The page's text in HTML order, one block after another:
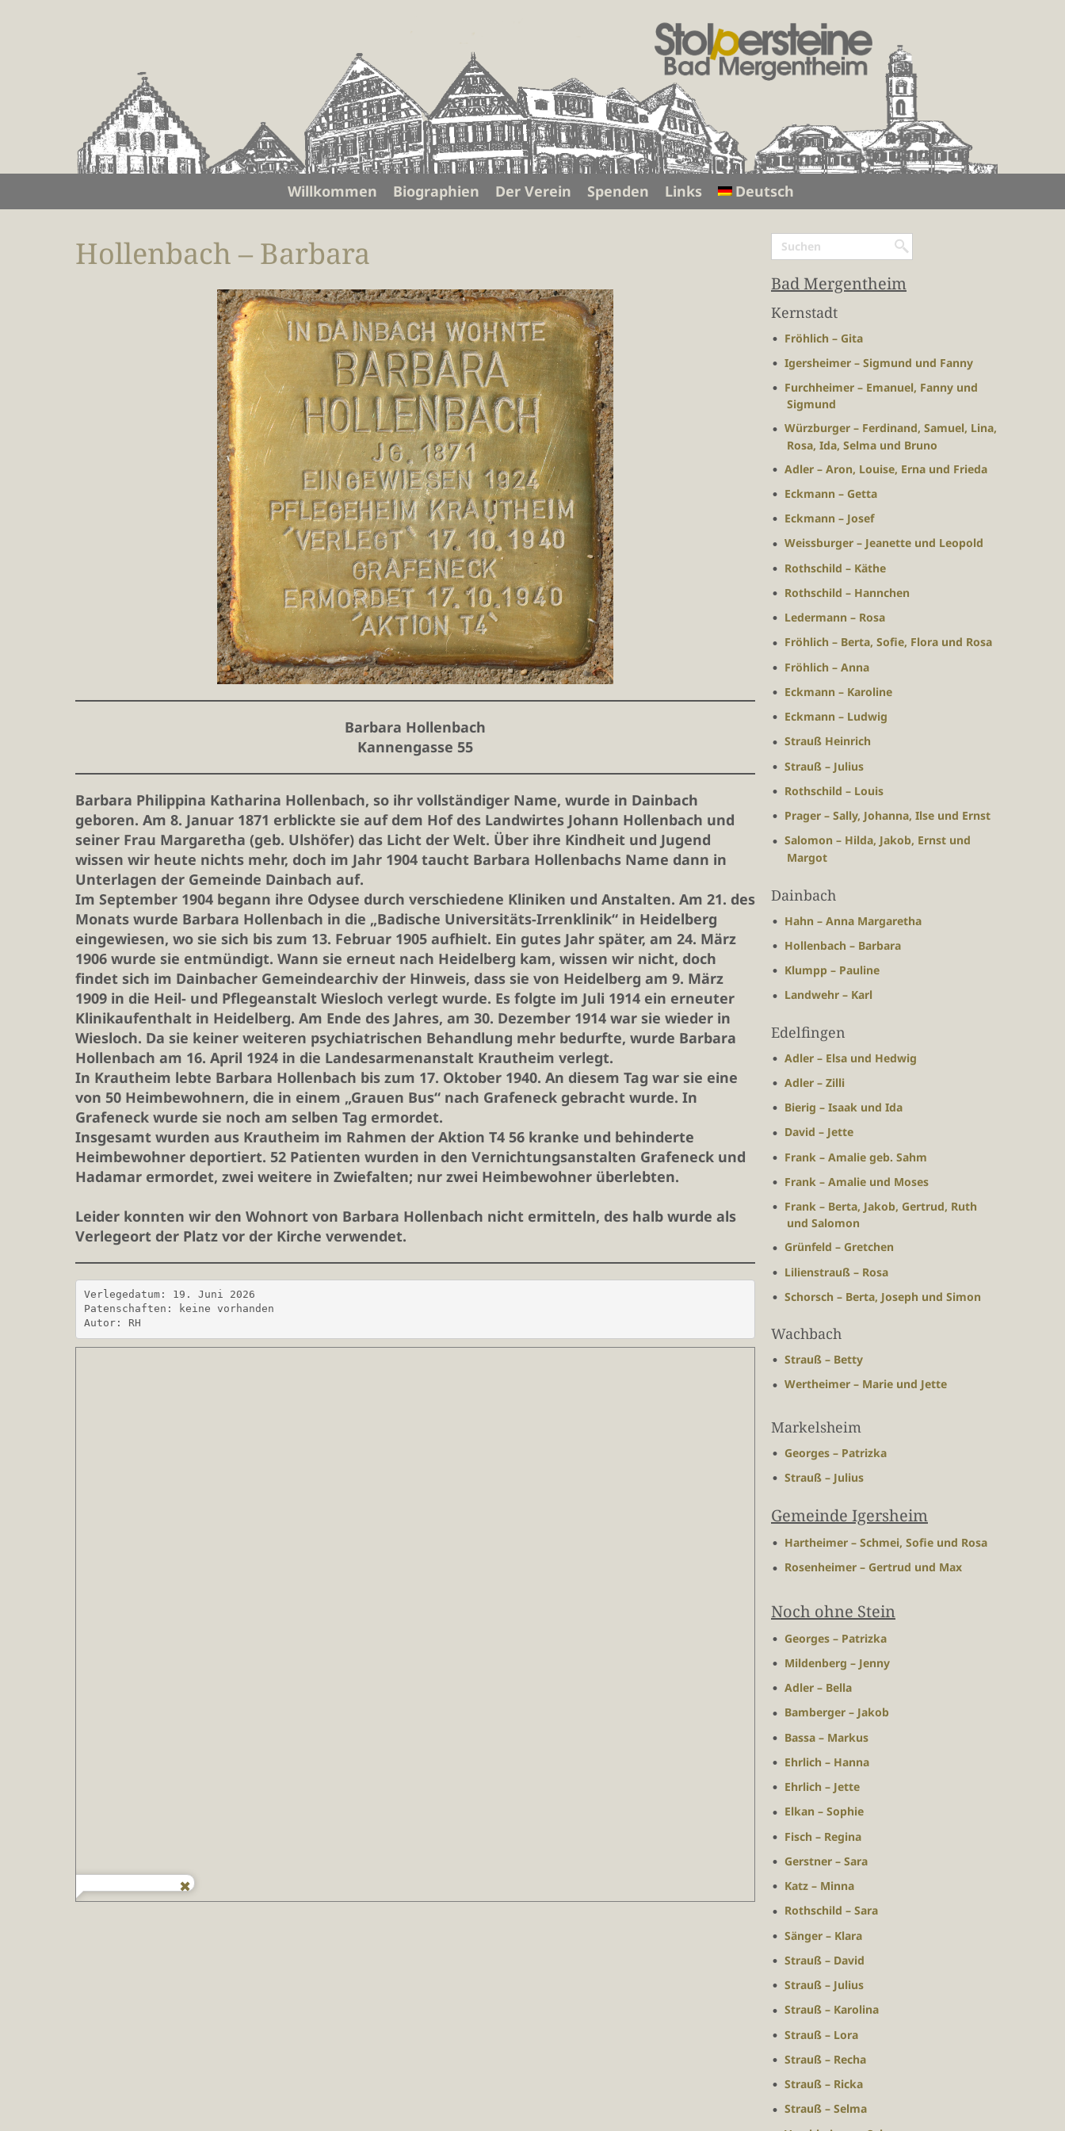
Willkommen Biographien Der Verein Spenden Links Deutsch
Hollenbach – Barbara
Barbara Hollenbach
Kannengasse 55
Barbara Philippina Katharina Hollenbach, so ihr vollständiger Name, wurde in Dainbach
geboren. Am 8. Januar 1871 erblickte sie auf dem Hof des Landwirtes Johann Hollenbach und
seiner Frau Margaretha (geb. Ulshöfer) das Licht der Welt. Über ihre Kindheit und Jugend
wissen wir heute nichts mehr, doch im Jahr 1904 taucht Barbara Hollenbachs Name dann in
Unterlagen der Gemeinde Dainbach auf.
Im September 1904 begann ihre Odysee durch verschiedene Kliniken und Anstalten. Am 21. des
Monats wurde Barbara Hollenbach in die „Badische Universitäts-Irrenklinik“ in Heidelberg
eingewiesen, wo sie sich bis zum 13. Februar 1905 aufhielt. Ein gutes Jahr später, am 24. März
1906 wurde sie entmündigt. Wann sie erneut nach Heidelberg kam, wissen wir nicht, doch
findet sich im Dainbacher Gemeindearchiv der Hinweis, dass sie von Heidelberg am 9. März
1909 in die Heil- und Pflegeanstalt Wiesloch verlegt wurde. Es folgte im Juli 1914 ein erneuter
Klinikaufenthalt in Heidelberg. Am Ende des Jahres, am 30. Dezember 1914 war sie wieder in
Wiesloch. Da sie keiner weiteren psychiatrischen Behandlung mehr bedurfte, wurde Barbara
Hollenbach am 16. April 1924 in die Landesarmenanstalt Krautheim verlegt.
In Krautheim lebte Barbara Hollenbach bis zum 17. Oktober 1940. An diesem Tag war sie eine
von 50 Heimbewohnern, die in einem „Grauen Bus“ nach Grafeneck gebracht wurde. In
Grafeneck wurde sie noch am selben Tag ermordet.
Insgesamt wurden aus Krautheim im Rahmen der Aktion T4 56 kranke und behinderte
Heimbewohner deportiert. 52 Patienten wurden in den Vernichtungsanstalten Grafeneck und
Hadamar ermordet, zwei weitere in Zwiefalten; nur zwei Heimbewohner überlebten.
Leider konnten wir den Wohnort von Barbara Hollenbach nicht ermitteln, des halb wurde als
Verlegeort der Platz vor der Kirche verwendet.
Verlegedatum: 19. Juni 2026
Patenschaften: keine vorhanden
Autor: RH
Bad Mergentheim
Kernstadt
Fröhlich – Gita
Igersheimer – Sigmund und Fanny
Furchheimer – Emanuel, Fanny und
Sigmund
Würzburger – Ferdinand, Samuel, Lina,
Rosa, Ida, Selma und Bruno
Adler – Aron, Louise, Erna und Frieda
Eckmann – Getta
Eckmann – Josef
Weissburger – Jeanette und Leopold
Rothschild – Käthe
Rothschild – Hannchen
Ledermann – Rosa
Fröhlich – Berta, Sofie, Flora und Rosa
Fröhlich – Anna
Eckmann – Karoline
Eckmann – Ludwig
Strauß Heinrich
Strauß – Julius
Rothschild – Louis
Prager – Sally, Johanna, Ilse und Ernst
Salomon – Hilda, Jakob, Ernst und
Margot
Dainbach
Hahn – Anna Margaretha
Hollenbach – Barbara
Klumpp – Pauline
Landwehr – Karl
Edelfingen
Adler – Elsa und Hedwig
Adler – Zilli
Bierig – Isaak und Ida
David – Jette
Frank – Amalie geb. Sahm
Frank – Amalie und Moses
Frank – Berta, Jakob, Gertrud, Ruth
und Salomon
Grünfeld – Gretchen
Lilienstrauß – Rosa
Schorsch – Berta, Joseph und Simon
Wachbach
Strauß – Betty
Wertheimer – Marie und Jette
Markelsheim
Georges – Patrizka
Strauß – Julius
Gemeinde Igersheim
Hartheimer – Schmei, Sofie und Rosa
Rosenheimer – Gertrud und Max
Noch ohne Stein
Georges – Patrizka
Mildenberg – Jenny
Adler – Bella
Bamberger – Jakob
Bassa – Markus
Ehrlich – Hanna
Ehrlich – Jette
Elkan – Sophie
Fisch – Regina
Gerstner – Sara
Katz – Minna
Rothschild – Sara
Sänger – Klara
Strauß – David
Strauß – Julius
Strauß – Karolina
Strauß – Lora
Strauß – Recha
Strauß – Ricka
Strauß – Selma